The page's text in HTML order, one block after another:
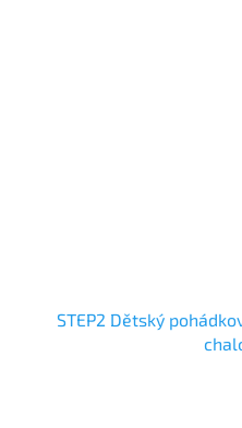
STEP2 Dětský